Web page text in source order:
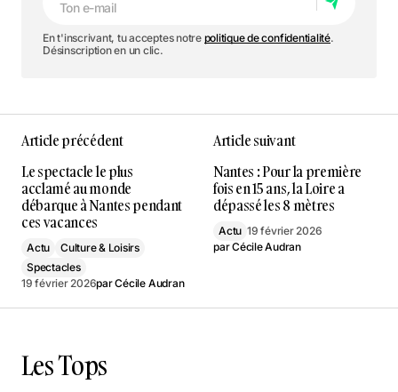
En t'inscrivant, tu acceptes notre politique de confidentialité.
Désinscription en un clic.
Article précédent
Le spectacle le plus
acclamé au monde
débarque à Nantes pendant
ces vacances
Actu
Culture & Loisirs
Spectacles
19 février 2026parCécile Audran
Article suivant
Nantes : Pour la première
fois en 15 ans, la Loire a
dépassé les 8 mètres
Actu 19 février 2026
parCécile Audran
Les Tops